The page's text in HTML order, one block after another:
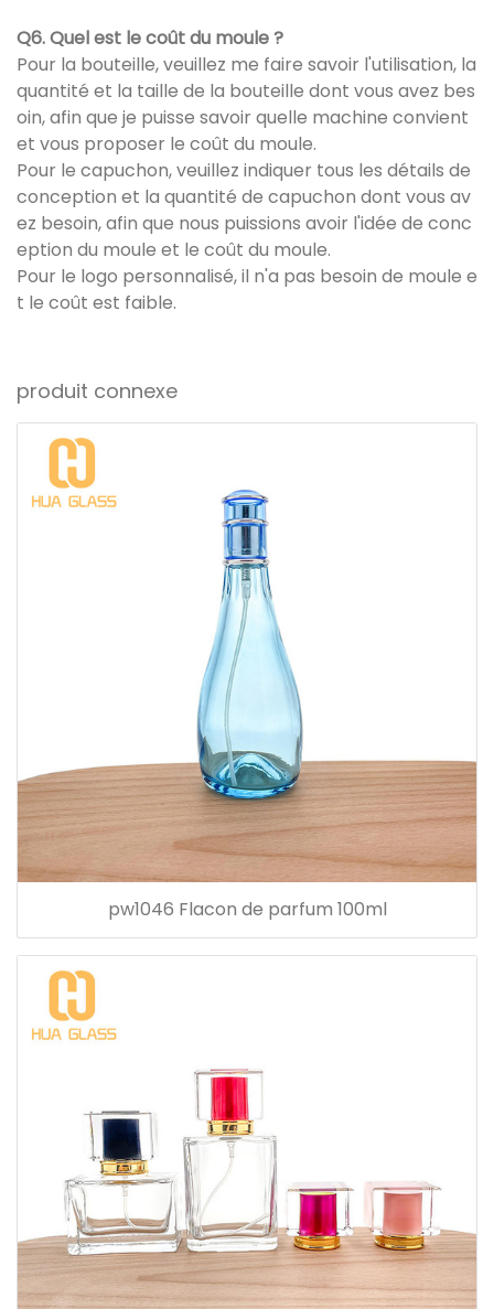
Q6. Quel est le coût du moule ?
Pour la bouteille, veuillez me faire savoir l'utilisation, la
quantité et la taille de la bouteille dont vous avez bes
oin, afin que je puisse savoir quelle machine convient
et vous proposer le coût du moule.
Pour le capuchon, veuillez indiquer tous les détails de
conception et la quantité de capuchon dont vous av
ez besoin, afin que nous puissions avoir l'idée de conc
eption du moule et le coût du moule.
Pour le logo personnalisé, il n'a pas besoin de moule e
t le coût est faible.
produit connexe
pw1046 Flacon de parfum 100ml